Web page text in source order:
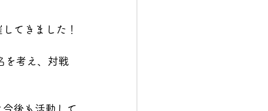
てきました！
を考え、対戦
後も活動して